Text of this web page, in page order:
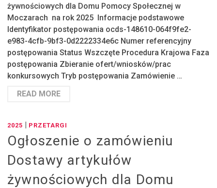
żywnościowych dla Domu Pomocy Społecznej w
Moczarach na rok 2025 Informacje podstawowe
Identyfikator postępowania ocds-148610-064f9fe2-
e983-4cfb-9bf3-0d2222334e6c Numer referencyjny
postępowania Status Wszczęte Procedura Krajowa Faza
postępowania Zbieranie ofert/wniosków/prac
konkursowych Tryb postępowania Zamówienie …
READ MORE
2025 | PRZETARGI
Ogłoszenie o zamówieniu
Dostawy artykułów
żywnościowych dla Domu